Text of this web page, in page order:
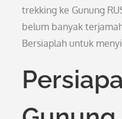
trekking ke Gunung
belum banyak
Bersiaplah untuk